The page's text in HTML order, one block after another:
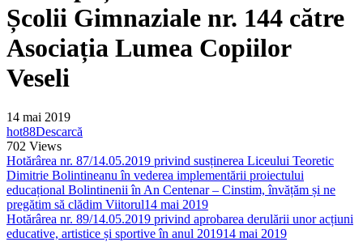
Școlii Gimnaziale nr. 144 către
Asociația Lumea Copiilor
Veseli
14 mai 2019
hot88Descarcă
702 Views
Hotărârea nr. 87/14.05.2019 privind susținerea Liceului Teoretic
Dimitrie Bolintineanu în vederea implementării proiectului
educațional Bolintinenii în An Centenar – Cinstim, învățăm și ne
pregătim să clădim Viitorul14 mai 2019
Hotărârea nr. 89/14.05.2019 privind aprobarea derulării unor acțiuni
educative, artistice și sportive în anul 201914 mai 2019